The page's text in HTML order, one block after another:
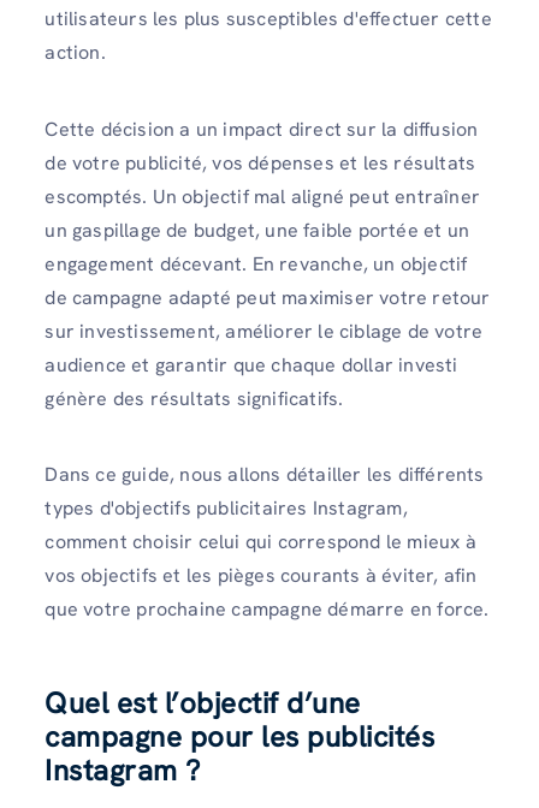
utilisateurs les plus susceptibles d'effectuer cette
action.
Cette décision a un impact direct sur la diffusion
de votre publicité, vos dépenses et les résultats
escomptés. Un objectif mal aligné peut entraîner
un gaspillage de budget, une faible portée et un
engagement décevant. En revanche, un objectif
de campagne adapté peut maximiser votre retour
sur investissement, améliorer le ciblage de votre
audience et garantir que chaque dollar investi
génère des résultats significatifs.
Dans ce guide, nous allons détailler les différents
types d'objectifs publicitaires Instagram,
comment choisir celui qui correspond le mieux à
vos objectifs et les pièges courants à éviter, afin
que votre prochaine campagne démarre en force.
Quel est l’objectif d’une
campagne pour les publicités
Instagram ?